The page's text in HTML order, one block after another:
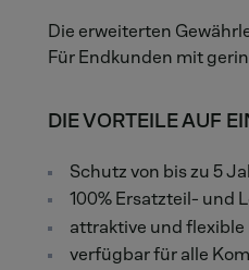
Die erweiterten
Für Endkunden mit
DIE VORTEILE AUF
Schutz von bis zu 5
100% Ersatzteil- und
attraktive und
verfügbar für alle